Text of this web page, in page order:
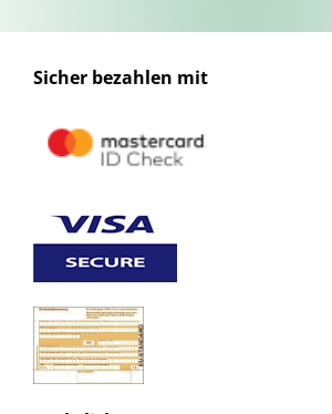
Sicher bezahlen mit